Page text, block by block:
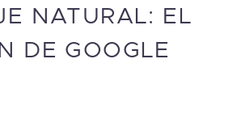
NATURAL: EL
DE GOOGLE